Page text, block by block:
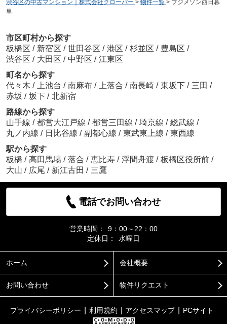
渋谷区の中古マンション｜株式会社クローバー > 物件一覧 > フジメゾン西日暮
里
市区町村から探す
板橋区 / 新宿区 / 世田谷区 / 港区 / 杉並区 / 豊島区 /
渋谷区 / 大田区 / 中野区 / 江東区
町名から探す
代々木 / 上池台 / 南麻布 / 上落合 / 南長崎 / 東坂下 / 三田 /
赤坂 / 坂下 / 北新宿
路線から探す
山手線 / 都営大江戸線 / 都営三田線 / 埼京線 / 総武線 /
丸ノ内線 / 日比谷線 / 副都心線 / 東武東上線 / 東西線
駅から探す
板橋 / 高田馬場 / 落合 / 恵比寿 / 浮間舟渡 / 板橋区役所前 /
大山 / 広尾 / 新江古田 / 三鷹
電話でお問い合わせ
営業時間：
9：00～22：00
定休日：
水曜日
ホーム 会社概要
お問い合わせ 物件リクエスト
プライバシーポリシー 利用規約 アクセスマップ PCサイト